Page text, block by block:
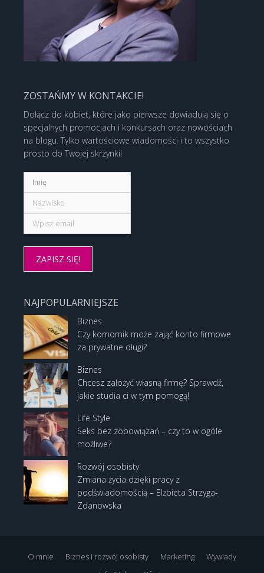
ZOSTAŃMY W KONTAKCIE!
Dołącz do kobiet, które jako pierwsze dowiadują się o
specjalnych promocjach i konkursach oraz nowościach
na blogu. Tylko wartościowe wiadomości i to wszystko
prosto do Twojej skrzynki!
NAJPOPULARNIEJSZE
Biznes
Czy komornik może zająć konto firmowe
za prywatne długi?
Biznes
Chcesz założyć własną firmę? Sprawdź,
jakie studia ci w tym pomogą!
Life Style
Seks bez zobowiązań – czy to w ogóle
możliwe?
Rozwój osobisty
Zmiana życia dzięki pracy z
podświadomością – Elżbieta Strzyga-
Zdanowska
O mnie Biznes i rozwój osobisty Marketing
Wywiady